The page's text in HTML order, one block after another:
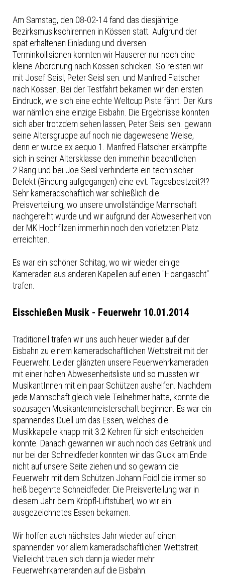
Am Samstag, den 08-02-14 fand das diesjährige
Bezirksmusikschirennen in Kössen statt. Aufgrund der
spät erhaltenen Einladung und diversen
Terminkollisionen konnten wir Hauserer nur noch eine
kleine Abordnung nach Kössen schicken. So reisten wir
mit Josef Seisl, Peter Seisl sen. und Manfred Flatscher
nach Kössen. Bei der Testfahrt bekamen wir den ersten
Eindruck, wie sich eine echte Weltcup Piste fährt. Der Kurs
war nämlich eine einzige Eisbahn. Die Ergebnisse konnten
sich aber trotzdem sehen lassen, Peter Seisl sen. gewann
seine Altersgruppe auf noch nie dagewesene Weise,
denn er wurde ex aequo 1. Manfred Flatscher erkämpfte
sich in seiner Altersklasse den immerhin beachtlichen
2.Rang und bei Joe Seisl verhinderte ein technischer
Defekt (Bindung aufgegangen) eine evt. Tagesbestzeit?!?
Sehr kameradschaftlich war schließlich die
Preisverteilung, wo unsere unvollständige Mannschaft
nachgereiht wurde und wir aufgrund der Abwesenheit von
der MK Hochfilzen immerhin noch den vorletzten Platz
erreichten.
Es war ein schöner Schitag, wo wir wieder einige
Kameraden aus anderen Kapellen auf einen "Hoangascht"
trafen.
Eisschießen Musik - Feuerwehr 10.01.2014
Traditionell trafen wir uns auch heuer wieder auf der
Eisbahn zu einem kameradschaftlichen Wettstreit mit der
Feuerwehr. Leider glänzten unsere Feuerwehrkameraden
mit einer hohen Abwesenheitsliste und so mussten wir
MusikantInnen mit ein paar Schützen aushelfen. Nachdem
jede Mannschaft gleich viele Teilnehmer hatte, konnte die
sozusagen Musikantenmeisterschaft beginnen. Es war ein
spannendes Duell um das Essen, welches die
Musikkapelle knapp mit 3:2 Kehren für sich entscheiden
konnte. Danach gewannen wir auch noch das Getränk und
nur bei der Schneidfeder konnten wir das Glück am Ende
nicht auf unsere Seite ziehen und so gewann die
Feuerwehr mit dem Schützen Johann Foidl die immer so
heiß begehrte Schneidfeder. Die Preisverteilung war in
diesem Jahr beim Kröpfl-Liftstüberl, wo wir ein
ausgezeichnetes Essen bekamen.
Wir hoffen auch nächstes Jahr wieder auf einen
spannenden vor allem kameradschaftlichen Wettstreit.
Vielleicht trauen sich dann ja wieder mehr
Feuerwehrkameranden auf die Eisbahn.